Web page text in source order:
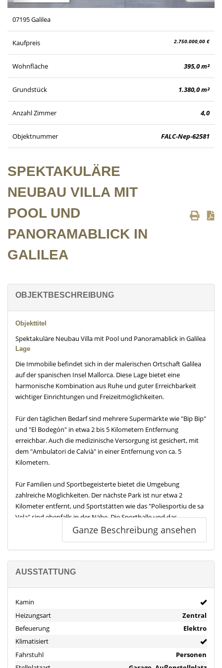
07195 Galilea
Kaufpreis 2.750.000,00 €
Wohnfläche 395,0 m²
Grundstück 1.380,0 m²
Anzahl Zimmer 4,0
Objektnummer FALC-Nep-62581
SPEKTAKULÄRE
NEUBAU VILLA MIT
POOL UND
PANORAMABLICK IN
GALILEA
OBJEKTBESCHREIBUNG
Objekttitel
Spektakuläre Neubau Villa mit Pool und Panoramablick in Galilea
Lage
Die Immobilie befindet sich in der malerischen Ortschaft Galilea
auf der spanischen Insel Mallorca. Diese Lage bietet eine
harmonische Kombination aus Ruhe und guter Erreichbarkeit
wichtiger Einrichtungen und Freizeitmöglichkeiten.
Für den täglichen Bedarf sind mehrere Supermärkte wie "Bip Bip"
und "El Bodegón" in etwa 2 bis 5 Kilometern Entfernung
erreichbar. Auch die medizinische Versorgung ist gesichert, mit
dem "Ambulatori de Calvià" in einer Entfernung von ca. 5
Kilometern.
Für Familien und Sportbegeisterte bietet die Umgebung
zahlreiche Möglichkeiten. Der nächste Park ist nur etwa 2
Kilometer entfernt, und Sportstätten wie das "Poliesportiu de sa
Vela" sind ebenfalls in der Nähe. Die Sporthalle und das
Fitnessstudio "Fitness" sind in ca. 9 bis 10 Kilometern erreichbar.
Kulinarische Genüsse erwarten Sie in den nahegelegenen
Restaurants "Ca n'Andreu" und "Galilea", die nur wenige
Gehminuten entfernt sind. Für gesellige Abende stehen Bars wie
Die Anbindung an den öffentlichen Nahverkehr ist durch die
Bushaltestelle "Galilea" in nur wenigen hundert Metern
Entfernung gewährleistet. Die nächste Autobahnauffahrt ist etwa
Teilen der Insel ermöglicht.
Ganze Beschreibung ansehen
AUSSTATTUNG
Kamin
Heizungsart
Zentral
Befeuerung
Elektro
Klimatisiert
Fahrstuhl
Personen